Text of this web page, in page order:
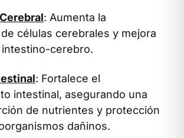
: Aumenta la
células cerebrales y mejora
cerebro.
: Fortalece el
intestinal, asegurando una
de nutrientes y protección
dañinos.